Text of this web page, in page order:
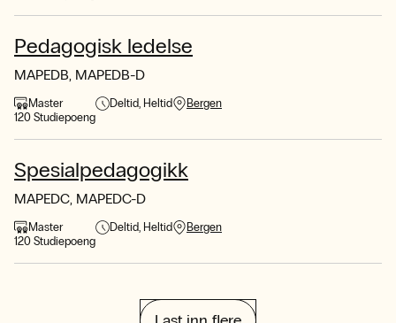
Pedagogisk ledelse
MAPEDB, MAPEDB-D
Master
120 Studiepoeng
Deltid Heltid Bergen
Spesialpedagogikk
MAPEDC, MAPEDC-D
Master
120 Studiepoeng
Deltid Heltid Bergen